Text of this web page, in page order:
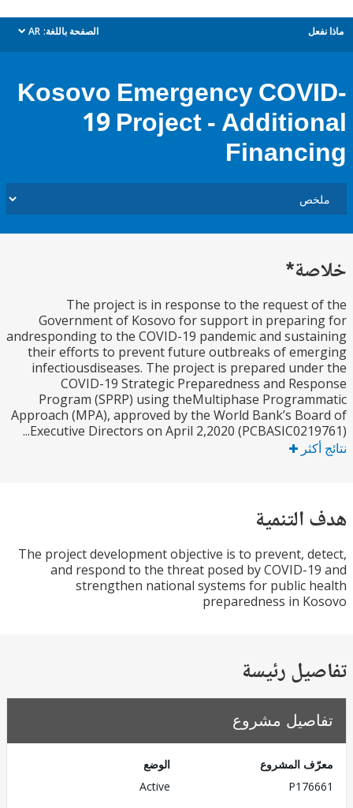
الصفحة باللغة: AR
dropdown
Kosovo Emergency
19 Project -
The project is in response to the request
Government of Kosovo for support in
andresponding to the COVID-19 pandemic and
their efforts to prevent future outbreaks of
infectiousdiseases. The project is prepared
COVID-19 Strategic Preparedness and
Program (SPRP) using theMultiphase
Approach (MPA), approved by the World Bank’s
Executive Directors on April 2,2020
The project development objective is to prevent,
and respond to the threat posed by COVID-
strengthen national systems for public
preparedness in
رئيسة
مشروع
المشروع